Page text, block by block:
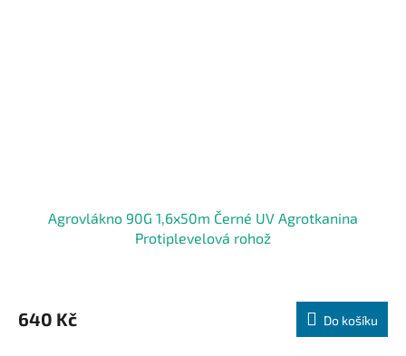
Agrovlákno 90G 1,6x50m Černé UV Agrotkanina
Protiplevelová rohož
640 Kč Do košíku